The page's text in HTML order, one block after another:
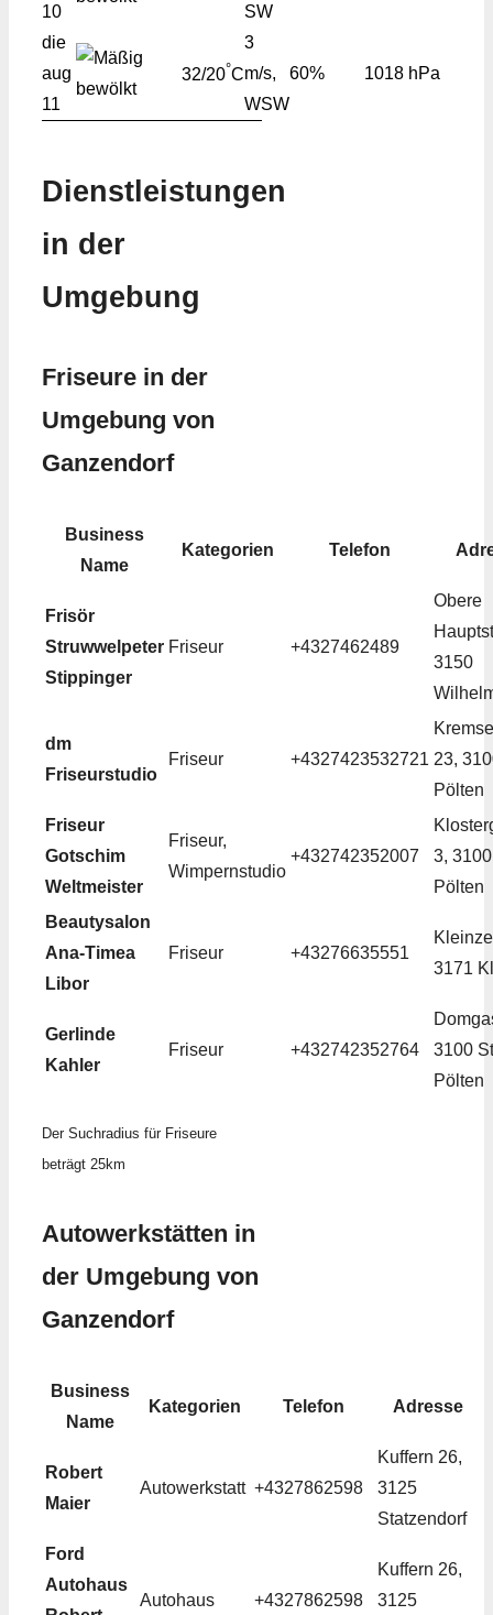
10
SW
die
aug
11
32/20°C
3
m/s,
WSW
60% 1018 hPa
Dienstleistungen
in der
Umgebung
Friseure in der
Umgebung von
Ganzendorf
Business
Name
Kategorien Telefon
Frisör
Struwwelpeter
Stippinger
Friseur +4327462489
Obere
3150
dm
Friseurstudio
Friseur +4327423532721 23,
Pölten
Friseur
Gotschim
Weltmeister
Friseur,
Wimpernstudio
+432742352007
3,
Pölten
Beautysalon
Ana-Timea
Libor
Friseur +43276635551
3171
Gerlinde
Kahler
Friseur +432742352764
3100
Pölten
Der Suchradius für Friseure
beträgt 25km
Autowerkstätten in
der Umgebung von
Ganzendorf
Business
Name
Kategorien Telefon Adresse
Robert
Maier
Autowerkstatt +4327862598
Kuffern 26,
3125
Statzendorf
Ford
Autohaus
Autohaus +4327862598
Kuffern 26,
3125